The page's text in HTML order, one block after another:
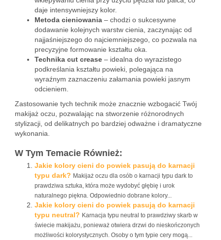
daje intensywniejszy kolor.
Metoda cieniowania – chodzi o sukcesywne
dodawanie kolejnych warstw cienia, zaczynając od
najjaśniejszego do najciemniejszego, co pozwala na
precyzyjne formowanie kształtu oka.
Technika cut crease – idealna do wyrazistego
podkreślania kształtu powieki, polegająca na
wyraźnym zaznaczeniu załamania powieki jasnym
odcieniem.
Zastosowanie tych technik może znacznie wzbogacić Twój
makijaż oczu, pozwalając na stworzenie różnorodnych
stylizacji, od delikatnych po bardziej odważne i dramatyczne
wykonania.
W Tym Temacie Również:
Jakie kolory cieni do powiek pasują do karnacji
typu dark? Makijaż oczu dla osób o karnacji typu dark to
prawdziwa sztuka, która może wydobyć głębię i urok
naturalnego piękna. Odpowiednio dobrane kolory...
Jakie kolory cieni do powiek pasują do karnacji
typu neutral? Karnacja typu neutral to prawdziwy skarb w
świecie makijażu, ponieważ otwiera drzwi do nieskończonych
możliwości kolorystycznych. Osoby o tym typie cery mogą...